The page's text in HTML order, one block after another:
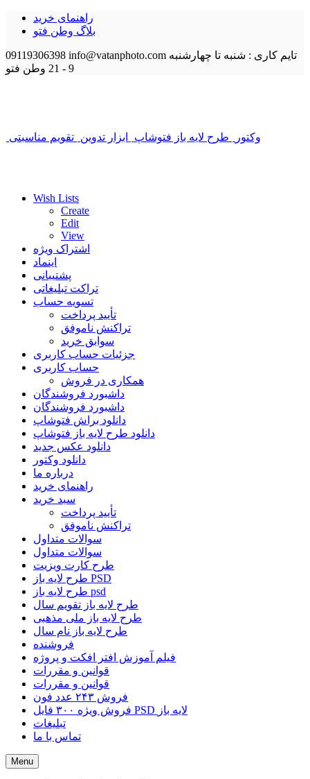
راهنمای خرید
بلاگ وطن فتو
09119306398 info@vatanphoto.com تایم کاری : شنبه تا چهارشنبه
9 - 21
وطن فتو
وکتور طرح لایه باز فتوشاپ ابزار تدوین تقویم مناسبتی
Wish Lists
Create
Edit
View
اشتراک ویژه
اینماد
پشتیبانی
تراکت تبلیغاتی
تسویه حساب
تأیید پرداخت
تراکنش ناموفق
سوابق خرید
جزئیات حساب کاربری
حساب کاربری
همکاری در فروش
داشبورد فروشندگان
داشبورد فروشندگان
دانلود براش فتوشاپ
دانلود طرح لایه باز فتوشاپ
دانلود عکس جدید
دانلود وکتور
درباره ما
راهنمای خرید
سبد خرید
تأیید پرداخت
تراکنش ناموفق
سوالات متداول
سوالات متداول
طرح کارت ویزیت
طرح لایه باز PSD
طرح لایه باز psd
طرح لایه باز تقویم سال
طرح لایه باز ملی مذهبی
طرح لایه باز نام سال
فروشنده
فیلم آموزش افتر افکت و پروژه
قوانین و مقررات
قوانین و مقررات
فروش ۲۴۳ عدد فون
فروش ویژه ۳۰۰ فایل PSD لایه باز
تبلیغات
تماس با ما
Menu